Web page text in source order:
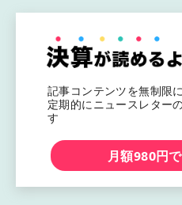
記事コンテンツを無制限
定期的にニュースレター
す
月額980円